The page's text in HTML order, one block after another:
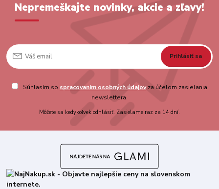
Nepremeškajte novinky, akcie a zľavy!
Prihlásiť sa
Súhlasím so spracovaním osobných údajovza účelom zasielania
newslettera.
Môžete sa kedykoľvek odhlásiť. Zasielame raz za 14 dní.